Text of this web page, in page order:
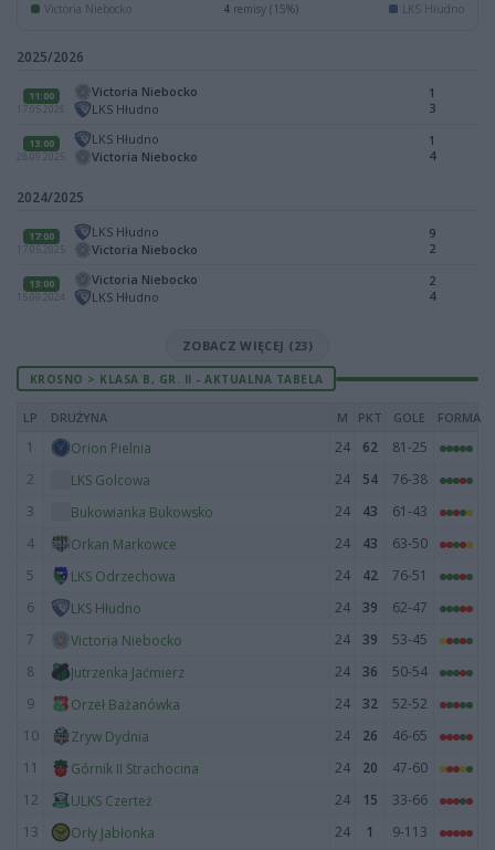
Victoria Niebocko 4remisy (15%) LKS Hłudno
2025/2026
11:00
17.05.2026
Victoria Niebocko
LKS Hłudno
1
3
13:00
28.09.2025
LKS Hłudno
Victoria Niebocko
1
4
2024/2025
17:00
17.05.2025
LKS Hłudno
Victoria Niebocko
9
2
13:00
15.09.2024
Victoria Niebocko
LKS Hłudno
2
4
ZOBACZ WIĘCEJ (23)
KROSNO > KLASA B, GR. II - AKTUALNA TABELA
LP DRUŻYNA M PKT GOLE FORMA
1 Orion Pielnia 24 62
81-25
2
LKS Golcowa 24 54
76-38
3
Bukowianka Bukowsko 24 43
61-43
4
Orkan Markowce 24 43
63-50
5
LKS Odrzechowa 24 42
76-51
6
LKS Hłudno 24 39
62-47
7
Victoria Niebocko 24 39
53-45
8
Jutrzenka Jaćmierz 24 36
50-54
9
Orzeł Bażanówka 24 32
52-52
10
Zryw Dydnia 24 26
46-65
11
Górnik II Strachocina 24 20
47-60
12
ULKS Czerteż 24 15
33-66
13
Orły Jabłonka 24 1 9-113